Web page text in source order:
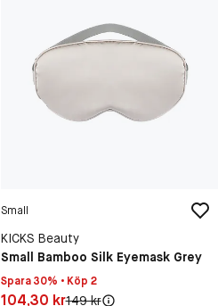
Small
KICKS Beauty
Small Bamboo Silk Eyemask Grey
Spara 30% • Köp 2
Pris: 104,30 kr
104,30 krOriginal pris:
149 kr